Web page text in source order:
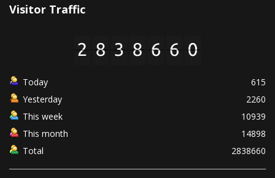
Visitor Traffic
Today
615
Yesterday
2260
This week
10939
This month
14898
Total
2838660